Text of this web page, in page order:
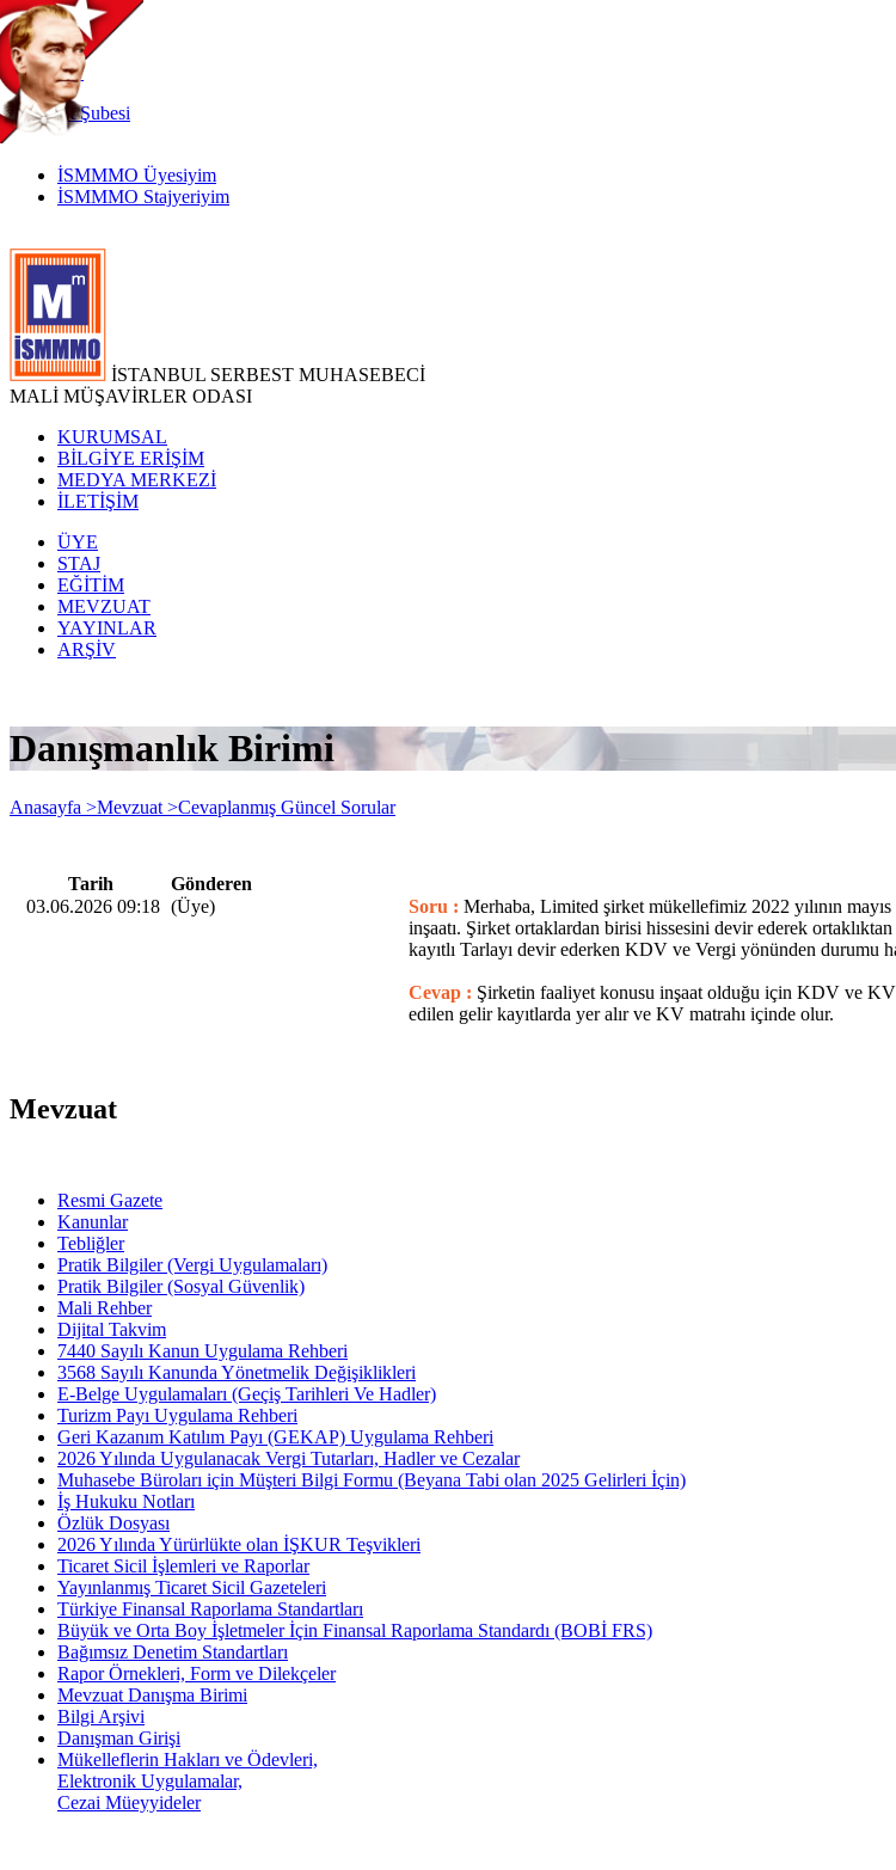
TR
|
EN
İnternetŞubesi
İSMMMO Üyesiyim
İSMMMO Stajyeriyim
İSTANBUL SERBEST MUHASEBECİ
MALİ MÜŞAVİRLER ODASI
KURUMSAL
BİLGİYE ERİŞİM
MEDYA MERKEZİ
İLETİŞİM
ÜYE
STAJ
EĞİTİM
MEVZUAT
YAYINLAR
ARŞİV
Danışmanlık Birimi
Anasayfa >Mevzuat >Cevaplanmış Güncel Sorular
Tarih
Gönderen
03.06.2026 09:18 (Üye) Soru : Merhaba, Limited şirket mükellefimiz 2022 yılının
inşaatı. Şirket ortaklardan birisi hissesini devir ederek
kayıtlı Tarlayı devir ederken KDV ve Vergi yönünden durumu
Cevap : Şirketin faaliyet konusu inşaat olduğu için KDV ve KV
edilen gelir kayıtlarda yer alır ve KV matrahı içinde olur.
Mevzuat
Resmi Gazete
Kanunlar
Tebliğler
Pratik Bilgiler (Vergi Uygulamaları)
Pratik Bilgiler (Sosyal Güvenlik)
Mali Rehber
Dijital Takvim
7440 Sayılı Kanun Uygulama Rehberi
3568 Sayılı Kanunda Yönetmelik Değişiklikleri
E-Belge Uygulamaları (Geçiş Tarihleri Ve Hadler)
Turizm Payı Uygulama Rehberi
Geri Kazanım Katılım Payı (GEKAP) Uygulama Rehberi
2026 Yılında Uygulanacak Vergi Tutarları, Hadler ve Cezalar
Muhasebe Büroları için Müşteri Bilgi Formu (Beyana Tabi olan 2025 Gelirleri İçin)
İş Hukuku Notları
Özlük Dosyası
2026 Yılında Yürürlükte olan İŞKUR Teşvikleri
Ticaret Sicil İşlemleri ve Raporlar
Yayınlanmış Ticaret Sicil Gazeteleri
Türkiye Finansal Raporlama Standartları
Büyük ve Orta Boy İşletmeler İçin Finansal Raporlama Standardı (BOBİ FRS)
Bağımsız Denetim Standartları
Rapor Örnekleri, Form ve Dilekçeler
Mevzuat Danışma Birimi
Bilgi Arşivi
Danışman Girişi
Mükelleflerin Hakları ve Ödevleri,
Elektronik Uygulamalar,
Cezai Müeyyideler